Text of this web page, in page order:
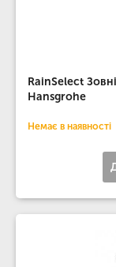
RainSelect
Hansgrohe
Немає в наявності